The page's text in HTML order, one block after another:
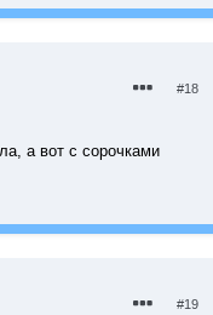
#18
а вот с сорочками
#19